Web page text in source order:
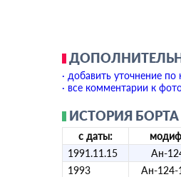
· добавить уточнение по
· все комментарии к
ИСТОРИЯ БОРТА
с даты:
1991.11.15
Ан-
1993
Ан-124-